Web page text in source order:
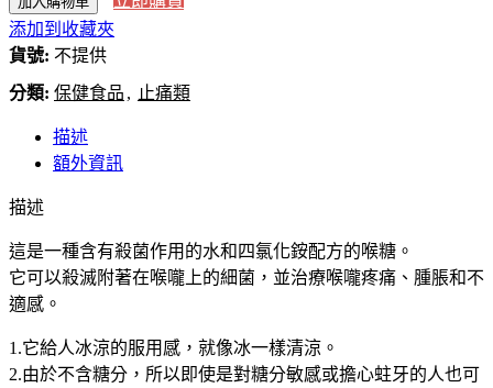
到
直
送】
日
臓
器
薬
株
式
会
冰
涼
添加到收藏夾
貨號: 不提供
分類: 保健食品 , 止痛類
描述
額外資訊
描述
這是一種含有殺菌作用的水和四氯化銨配方的喉糖。
它可以殺滅附著在喉嚨上的細菌，並治療喉嚨疼痛、腫脹和不
適感。
1.它給人冰涼的服用感，就像冰一樣清涼。
2.由於不含糖分，所以即使是對糖分敏感或擔心蛀牙的人也可